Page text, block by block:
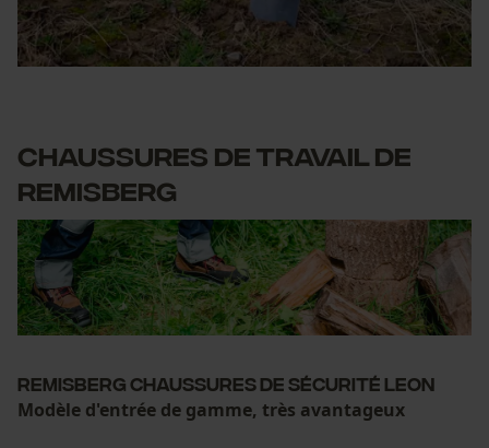
Chaussures de travail de
Remisberg
Remisberg chaussures de sécurité Leon
Modèle d'entrée de gamme, très avantageux